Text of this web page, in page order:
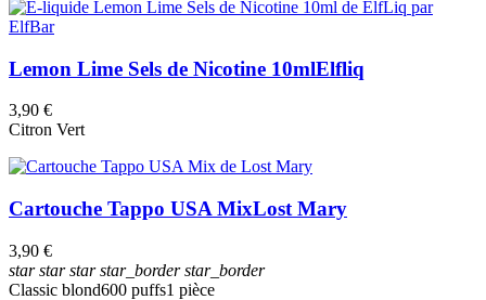
Lemon Lime Sels de Nicotine 10mlElfliq
3,90 €
Citron Vert
Cartouche Tappo USA MixLost Mary
3,90 €
starstarstarstar_borderstar_border
Classic blond600 puffs1 pièce